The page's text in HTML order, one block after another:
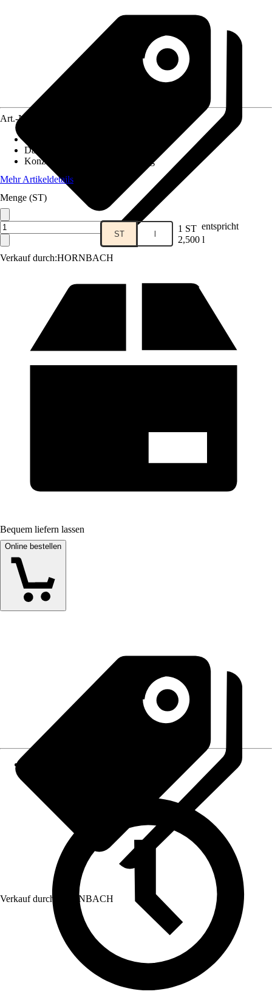
Verkauf durch:HORNBACH
Art.-Nr.
Darreichungsform
Konzentration
Anwendungsfertig
Mehr Artikeldetails
Menge (ST)
ST l 1 ST entspricht
2,500 l
Bequem liefern lassen
Online bestellen
Verkauf durch: HORNBACH